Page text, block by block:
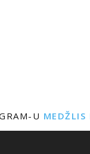
U MEDŽLIS